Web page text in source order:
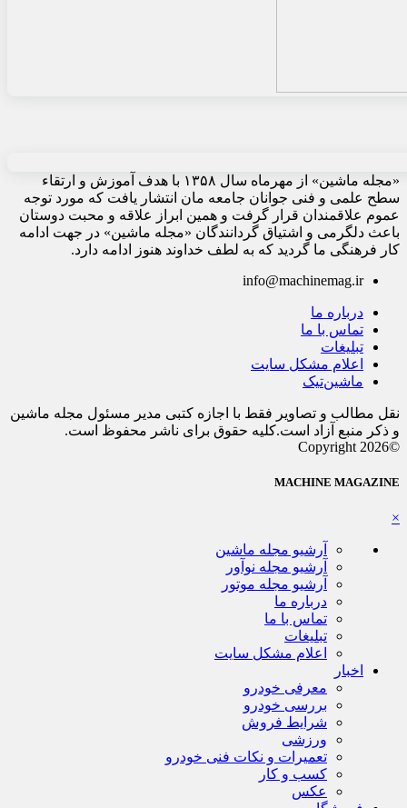
«مجله ماشین» از مهرماه سال ۱۳۵۸ با هدف آموزش و ارتقاء
سطح علمی و فنی جوانان جامعه مان انتشار یافت که مورد توجه
عموم علاقمندان قرار گرفت و همین ابراز علاقه و محبت دوستان
باعث دلگرمی و اشتیاق گردانندگان «مجله ماشین» در جهت ادامه
کار فرهنگی ما گردید که به لطف خداوند هنوز ادامه دارد.
info@machinemag.ir
درباره ما
تماس با ما
تبلیغات
اعلام مشکل سایت
ماشین‌تیک
نقل مطالب و تصاویر فقط با اجازه کتبی مدیر مسئول مجله ماشین
و ذکر منبع آزاد است.کلیه حقوق برای ناشر محفوظ است.
©Copyright 2026
MACHINE MAGAZINE
×
آرشیو مجله ماشین
آرشیو مجله نوآور
آرشیو مجله موتور
درباره ما
تماس با ما
تبلیغات
اعلام مشکل سایت
اخبار
معرفی خودرو
بررسی خودرو
شرایط فروش
ورزشی
تعمیرات و نکات فنی خودرو
کسب و کار
عکس